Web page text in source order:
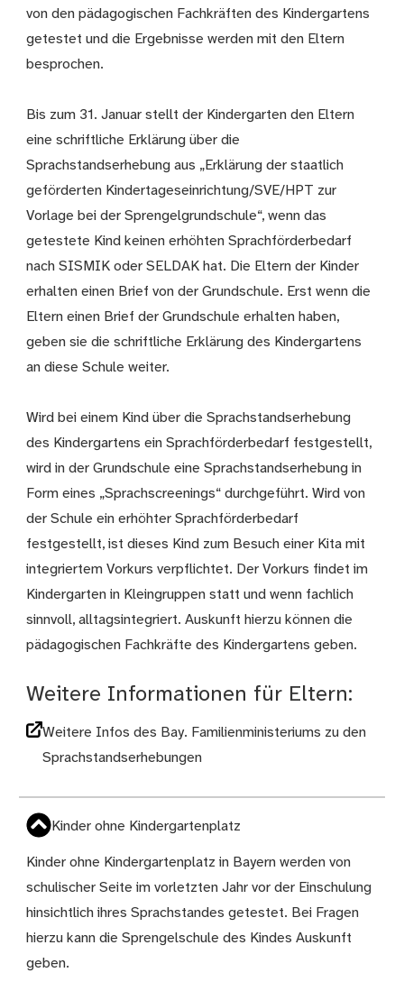
von den pädagogischen Fachkräften des Kindergartens
getestet und die Ergebnisse werden mit den Eltern
besprochen.
Bis zum 31. Januar stellt der Kindergarten den Eltern
eine schriftliche Erklärung über die
Sprachstandserhebung aus „Erklärung der staatlich
geförderten Kindertageseinrichtung/SVE/HPT zur
Vorlage bei der Sprengelgrundschule“, wenn das
getestete Kind keinen erhöhten Sprachförderbedarf
nach SISMIK oder SELDAK hat. Die Eltern der Kinder
erhalten einen Brief von der Grundschule. Erst wenn die
Eltern einen Brief der Grundschule erhalten haben,
geben sie die schriftliche Erklärung des Kindergartens
an diese Schule weiter.
Wird bei einem Kind über die Sprachstandserhebung
des Kindergartens ein Sprachförderbedarf festgestellt,
wird in der Grundschule eine Sprachstandserhebung in
Form eines „Sprachscreenings“ durchgeführt. Wird von
der Schule ein erhöhter Sprachförderbedarf
festgestellt, ist dieses Kind zum Besuch einer Kita mit
integriertem Vorkurs verpflichtet. Der Vorkurs findet im
Kindergarten in Kleingruppen statt und wenn fachlich
sinnvoll, alltagsintegriert. Auskunft hierzu können die
pädagogischen Fachkräfte des Kindergartens geben.
Weitere Informationen für Eltern:
Weitere Infos des Bay. Familienministeriums zu den
Sprachstandserhebungen
Kinder ohne Kindergartenplatz
Kinder ohne Kindergartenplatz in Bayern werden von
schulischer Seite im vorletzten Jahr vor der Einschulung
hinsichtlich ihres Sprachstandes getestet. Bei Fragen
hierzu kann die Sprengelschule des Kindes Auskunft
geben.